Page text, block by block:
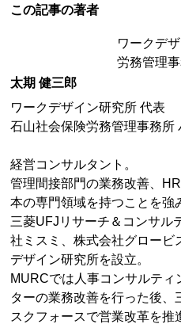
この記事の著者
ワークデ
労務管理
太期 健三郎
ワークデザイン研究所 代表
石山社会保険労務管理事務所
経営コンサルタント。
管理間接部門の業務改善、
本の専門領域を持つことを強
三菱UFJリサーチ＆コンサル
社ミスミ、株式会社グロービ
デザイン研究所を設立。
MURCでは人事コンサルテ
ターの業務改善を行った後、
スクフォースで営業改革を